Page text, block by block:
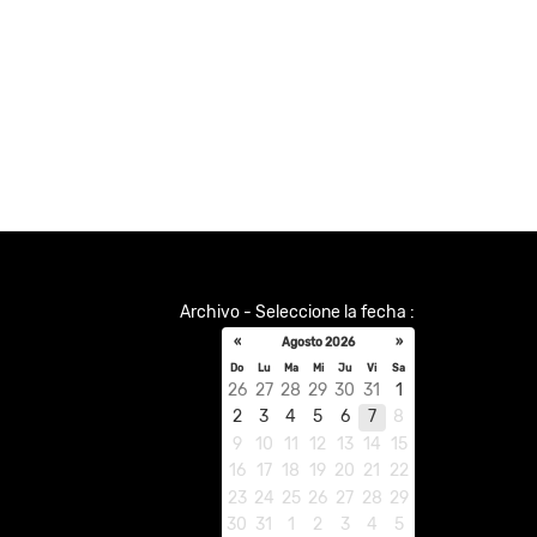
Archivo - Seleccione la fecha :
« Agosto 2026 »
Do Lu Ma Mi Ju Vi Sa
26 27 28 29 30 31
1
2
3 4 5 6 7
8
9
10 11 12 13 14 15
16
17 18 19 20 21
22
23 24 25 26 27 28 29
30 31 1 2 3 4 5